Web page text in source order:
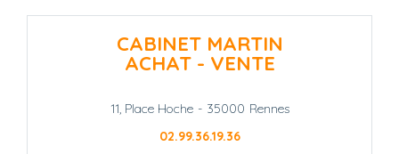
CABINET MARTIN
ACHAT - VENTE
11, Place Hoche - 35000 Rennes
02.99.36.19.36